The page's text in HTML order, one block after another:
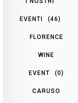
EVENTI (46)
FLORENCE
WINE
EVENT (0)
CARUSO